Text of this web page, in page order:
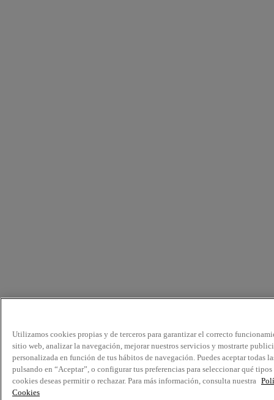
Utilizamos cookies propias y de terceros para garantizar el correcto
sitio web, analizar la navegación, mejorar nuestros servicios y mostrarte
personalizada en función de tus hábitos de navegación. Puedes aceptar todas
pulsando en “Aceptar”, o configurar tus preferencias para seleccionar qué tipos
cookies deseas permitir o rechazar. Para más información, consulta nuestra
Cookies